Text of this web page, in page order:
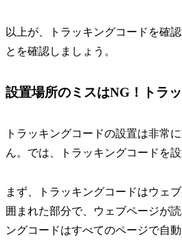
以上が、トラッキングコードを確
とを確認しましょう。
設置場所のミスはNG！トラ
トラッキングコードの設置は非常
ん。では、トラッキングコードを
まず、トラッキングコードはウェ
囲まれた部分で、ウェブページが
ングコードはすべてのページで自